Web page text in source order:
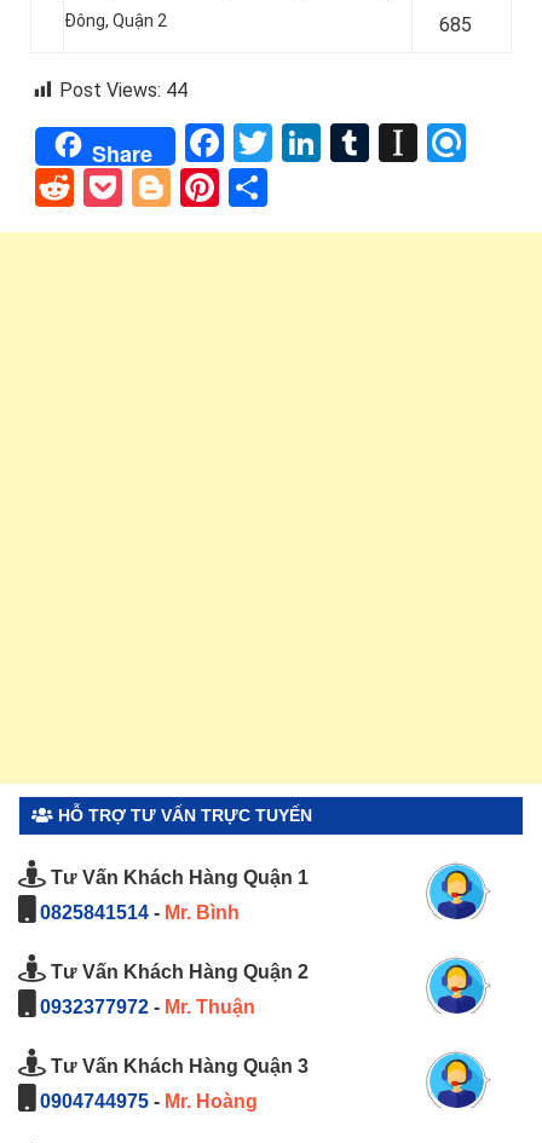
Đông, Quận 2
685
Post Views: 44
Share Facebook
TwitterLinkedIn
Tumblr
RedditPocket
BloggerPinterest
HỖ TRỢ TƯ VẤN TRỰC TUYẾN
Tư Vấn Khách Hàng Quận 1
0825841514 - Mr. Bình
Tư Vấn Khách Hàng Quận 2
0932377972 - Mr. Thuận
Tư Vấn Khách Hàng Quận 3
0904744975 - Mr. Hoàng